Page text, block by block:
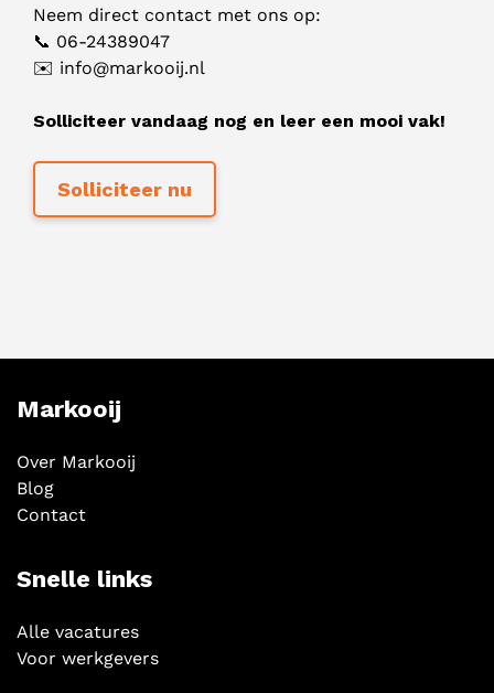
Neem direct contact met ons op:
📞 06-24389047
✉️ info@markooij.nl
Solliciteer vandaag nog en leer een mooi vak!
Markooij
Over Markooij
Blog
Contact
Snelle links
Alle vacatures
Voor werkgevers